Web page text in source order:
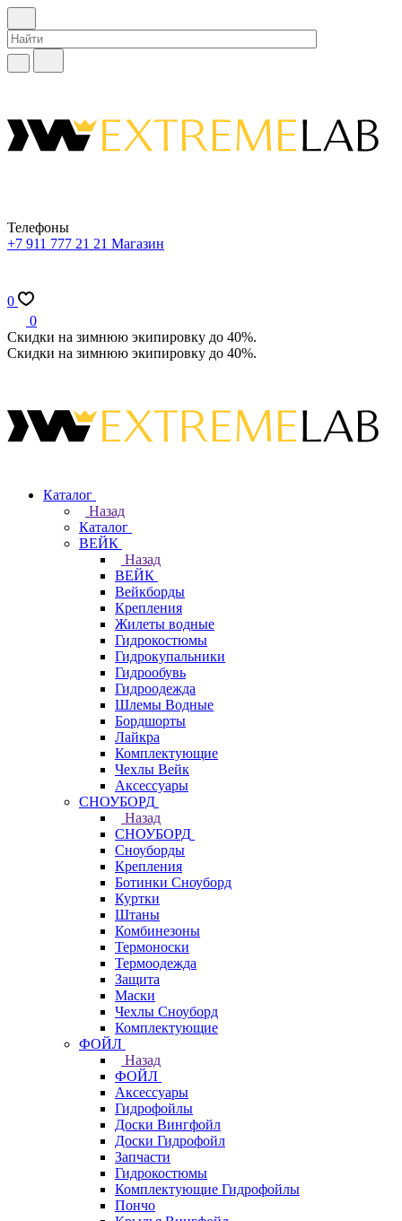
Телефоны
+7 911 777 21 21 Магазин
0
0
Скидки на зимнюю экипировку до 40%.
Скидки на зимнюю экипировку до 40%.
Каталог
Назад
Каталог
ВЕЙК
Назад
ВЕЙК
Вейкборды
Крепления
Жилеты водные
Гидрокостюмы
Гидрокупальники
Гидрообувь
Гидроодежда
Шлемы Водные
Бордшорты
Лайкра
Комплектующие
Чехлы Вейк
Аксессуары
СНОУБОРД
Назад
СНОУБОРД
Сноуборды
Крепления
Ботинки Сноуборд
Куртки
Штаны
Комбинезоны
Термоноски
Термоодежда
Защита
Маски
Чехлы Сноуборд
Комплектующие
ФОЙЛ
Назад
ФОЙЛ
Аксессуары
Гидрофойлы
Доски Вингфойл
Доски Гидрофойл
Запчасти
Гидрокостюмы
Комплектующие Гидрофойлы
Пончо